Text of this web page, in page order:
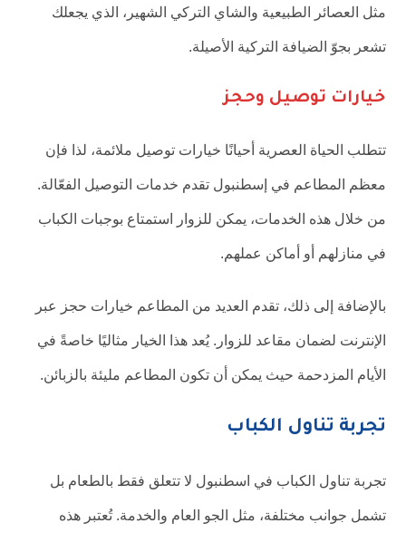
مثل العصائر الطبيعية والشاي التركي الشهير، الذي يجعلك
تشعر بجوّ الضيافة التركية الأصيلة.
خيارات توصيل وحجز
تتطلب الحياة العصرية أحيانًا خيارات توصيل ملائمة، لذا فإن
معظم المطاعم في إسطنبول تقدم خدمات التوصيل الفعّالة.
من خلال هذه الخدمات، يمكن للزوار استمتاع بوجبات الكباب
في منازلهم أو أماكن عملهم.
بالإضافة إلى ذلك، تقدم العديد من المطاعم خيارات حجز عبر
الإنترنت لضمان مقاعد للزوار. يُعد هذا الخيار مثاليًا خاصةً في
الأيام المزدحمة حيث يمكن أن تكون المطاعم مليئة بالزبائن.
تجربة تناول الكباب
تجربة تناول الكباب في اسطنبول لا تتعلق فقط بالطعام بل
تشمل جوانب مختلفة، مثل الجو العام والخدمة. تُعتبر هذه